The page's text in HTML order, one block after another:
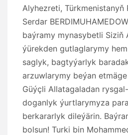
Alyhezreti, Türkmenistanyň
Serdar
baýramy mynasybetli Siziň
ýürekden gutlaglarymy
saglyk, bagtyýarlyk
arzuwlarymy beýan
Güýçli Allatagaladan
doganlyk ýurtlarymyza
berkararlyk dileýärin.
bolsun! Turki bin